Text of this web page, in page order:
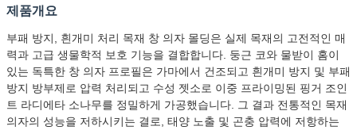
제품개요
부패 방지, 흰개미 처리 목재 창 의자 몰딩은 실제 목재의 고전적인 매
력과 고급 생물학적 보호 기능을 결합합니다. 둥근 코와 물받이 홈이
있는 독특한 창 의자 프로필은 가마에서 건조되고 흰개미 방지 및 부패
방지 방부제로 압력 처리되고 수성 젯소로 이중 프라이밍된 핑거 조인
트 라디에타 소나무를 정밀하게 가공했습니다. 그 결과 전통적인 목재
의자의 성능을 저하시키는 결로, 태양 노출 및 곤충 압력에 저항하는